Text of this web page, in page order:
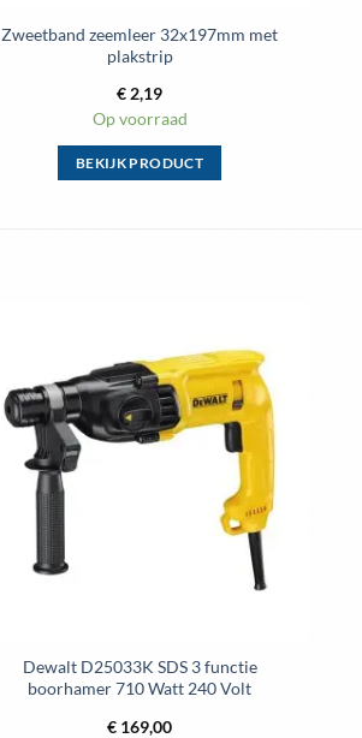
Zweetband zeemleer 32x197mm met
plakstrip
€ 2,19
Op voorraad
BEKIJK PRODUCT
optie
kan
gekozen
worden
productpagina
Dewalt D25033K SDS 3 functie
boorhamer 710 Watt 240 Volt
€ 169,00